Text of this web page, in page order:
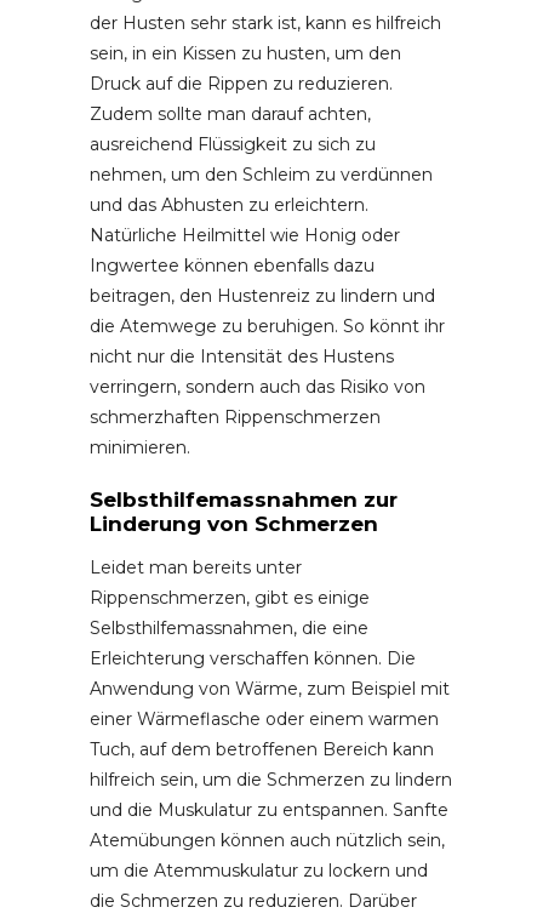
der Husten sehr stark ist, kann es hilfreich
sein, in ein Kissen zu husten, um den
Druck auf die Rippen zu reduzieren.
Zudem sollte man darauf achten,
ausreichend Flüssigkeit zu sich zu
nehmen, um den Schleim zu verdünnen
und das Abhusten zu erleichtern.
Natürliche Heilmittel wie Honig oder
Ingwertee können ebenfalls dazu
beitragen, den Hustenreiz zu lindern und
die Atemwege zu beruhigen. So könnt ihr
nicht nur die Intensität des Hustens
verringern, sondern auch das Risiko von
schmerzhaften Rippenschmerzen
minimieren.
Selbsthilfemassnahmen zur
Linderung von Schmerzen
Leidet man bereits unter
Rippenschmerzen, gibt es einige
Selbsthilfemassnahmen, die eine
Erleichterung verschaffen können. Die
Anwendung von Wärme, zum Beispiel mit
einer Wärmeflasche oder einem warmen
Tuch, auf dem betroffenen Bereich kann
hilfreich sein, um die Schmerzen zu lindern
und die Muskulatur zu entspannen. Sanfte
Atemübungen können auch nützlich sein,
um die Atemmuskulatur zu lockern und
die Schmerzen zu reduzieren. Darüber